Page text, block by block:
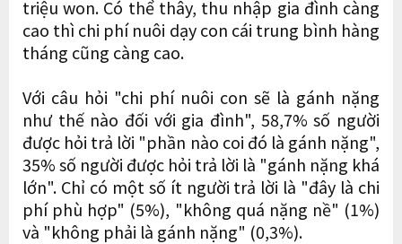
triệu won. Có thể thây, thu nhập gia đình càng
cao thì chi phí nuôi dạy con cái trung bình hàng
tháng cũng càng cao.
Với câu hỏi "chi phí nuôi con sẽ là gánh nặng
như thế nào đối với gia đình", 58,7% số người
được hỏi trả lời "phần nào coi đó là gánh nặng",
35% số người được hỏi trả lời là "gánh nặng khá
lớn". Chỉ có một số ít người trả lời là "đây là chi
phí phù hợp" (5%), "không quá nặng nề" (1%)
và "không phải là gánh nặng" (0,3%).